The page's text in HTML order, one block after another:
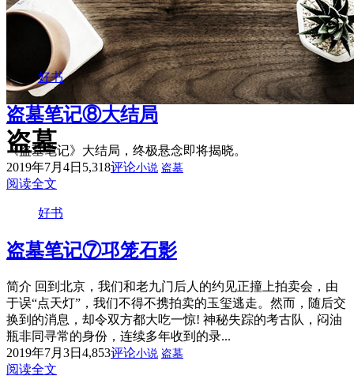
盗墓
好书
盗墓笔记⑧大结局
《盗墓笔记》大结局，终极悬念即将揭晓。
2019年7月4日 5,318评论小说 盗墓
阅读全文
好书
盗墓笔记⑦邛笼石影
简介 回到北京，我们和老九门后人的约见正撞上拍卖会，由
于误“点天灯”，我们不得不携拍卖的玉玺逃走。然而，随后交
换到的消息，却令双方都大吃一惊! 神秘失踪的考古队，闷油
瓶非同寻常的身份，连续多年收到的录...
2019年7月3日 4,853评论小说 盗墓
阅读全文